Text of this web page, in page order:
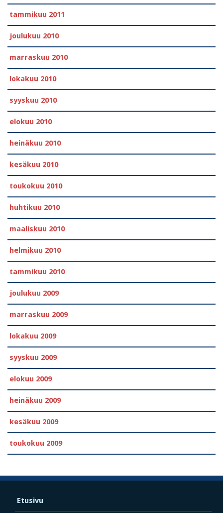
tammikuu 2011
joulukuu 2010
marraskuu 2010
lokakuu 2010
syyskuu 2010
elokuu 2010
heinäkuu 2010
kesäkuu 2010
toukokuu 2010
huhtikuu 2010
maaliskuu 2010
helmikuu 2010
tammikuu 2010
joulukuu 2009
marraskuu 2009
lokakuu 2009
syyskuu 2009
elokuu 2009
heinäkuu 2009
kesäkuu 2009
toukokuu 2009
Etusivu